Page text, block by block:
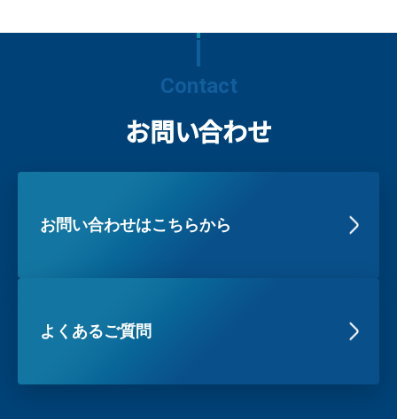
Contact
お問い合わせ
お問い合わせはこちらから
よくあるご質問